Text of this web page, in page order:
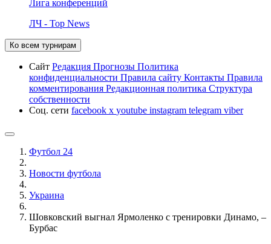
Лига конференций
ЛЧ - Top News
Ко всем турнирам
Сайт Редакция Прогнозы Политика
конфиденциальности Правила сайту Контакты Правила
комментирования Редакционная политика Структура
собственности
Соц. сети facebook x youtube instagram telegram viber
Футбол 24
Новости футбола
Украина
Шовковский выгнал Ярмоленко с тренировки Динамо, –
Бурбас